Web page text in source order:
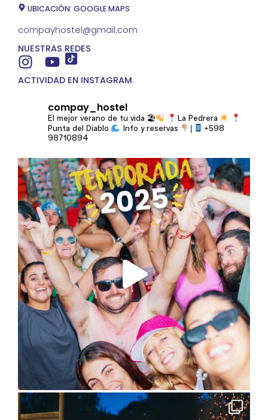
UBICACIÓN: GOOGLE MAPS
compayhostel@gmail.com
NUESTRAS REDES
ACTIVIDAD EN INSTAGRAM
compay_hostel
El mejor verano de tu vida 🏖
La Pedrera
Punta del Diablo
Info y reservas
+598
98710894